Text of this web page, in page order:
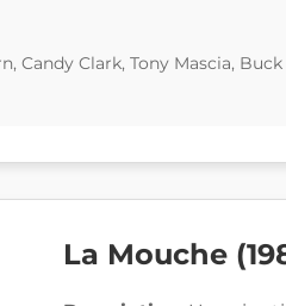
Candy Clark, Tony Mascia,
La Mouche